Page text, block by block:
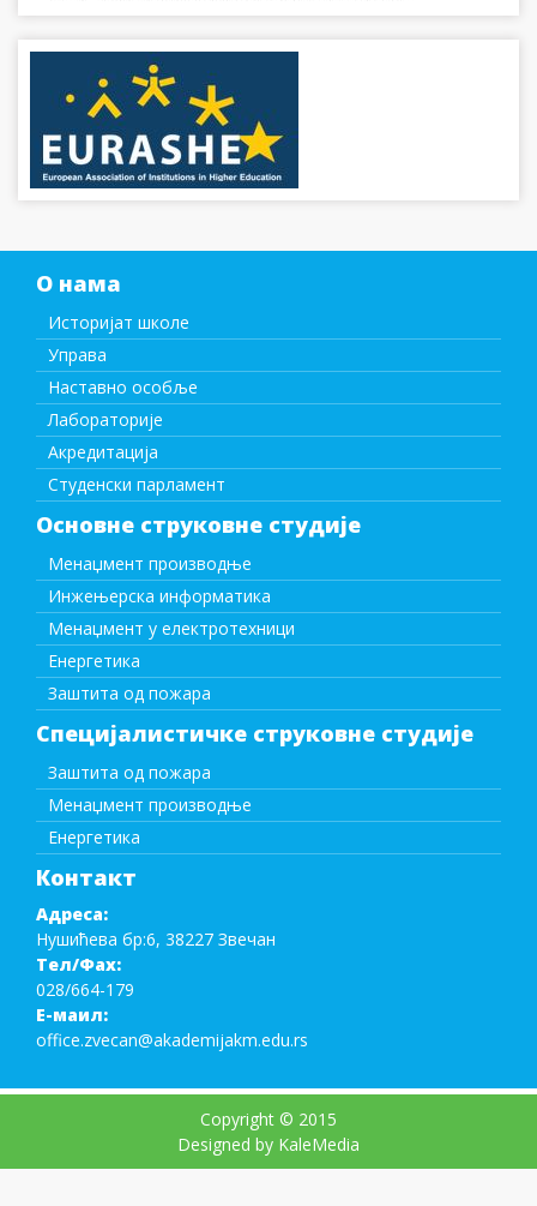
О нама
Историјат школе
Управа
Наставно особље
Лабораторије
Акредитација
Студенски парламент
Основне струковне студије
Менаџмент производње
Инжењерска информатика
Менаџмент у електротехници
Енергетика
Заштита од пожара
Специјалистичке струковне студије
Заштита од пожара
Менаџмент производње
Енергетика
Контакт
Адреса:
Нушићева бр:6, 38227 Звечан
Тел/Фаx:
028/664-179
Е-маил:
office.zvecan@akademijakm.edu.rs
Copyright © 2015
Designed by KaleMedia